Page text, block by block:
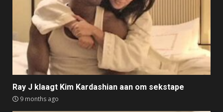
Ray J klaagt Kim Kardashian aan om sekstape
9 months ago